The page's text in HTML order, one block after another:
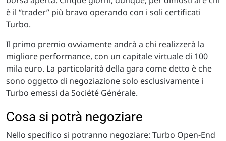
è il “trader” più bravo operando con i soli certificati
Turbo.
Il primo premio ovviamente andrà a chi realizzerà la
migliore performance, con un capitale virtuale di 100
mila euro. La particolarità della gara come detto è che
sono oggetto di negoziazione solo esclusivamente i
Turbo emessi da Société Générale.
Cosa si potrà negoziare
Nello specifico si potranno negoziare: Turbo Open-End